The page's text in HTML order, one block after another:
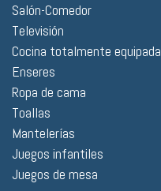
Salón-Comedor
Televisión
Cocina totalmente equipada
Enseres
Ropa de cama
Toallas
Mantelerías
Juegos infantiles
Juegos de mesa